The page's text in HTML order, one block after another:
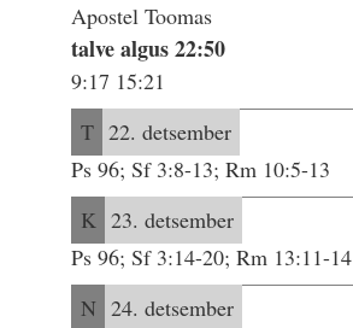
Apostel Toomas
talve algus 22:50
9:17 15:21
T 22. detsember
Ps 96; Sf 3:8-13; Rm 10:5-13
K 23. detsember
Ps 96; Sf 3:14-20; Rm 13:11-14
N 24. detsember